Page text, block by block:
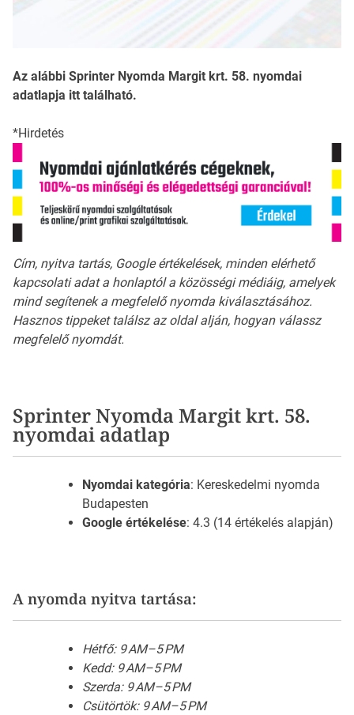
Az alábbi Sprinter Nyomda Margit krt. 58. nyomdai
adatlapja itt található.
*Hirdetés
Cím, nyitva tartás, Google értékelések, minden elérhető
kapcsolati adat a honlaptól a közösségi médiáig, amelyek
mind segítenek a megfelelő nyomda kiválasztásához.
Hasznos tippeket találsz az oldal alján, hogyan válassz
megfelelő nyomdát.
Sprinter Nyomda Margit krt. 58.
nyomdai adatlap
Nyomdai kategória: Kereskedelmi nyomda
Budapesten
Google értékelése: 4.3 (14 értékelés alapján)
A nyomda nyitva tartása:
Hétfő: 9 AM–5 PM
Kedd: 9 AM–5 PM
Szerda: 9 AM–5 PM
Csütörtök: 9 AM–5 PM